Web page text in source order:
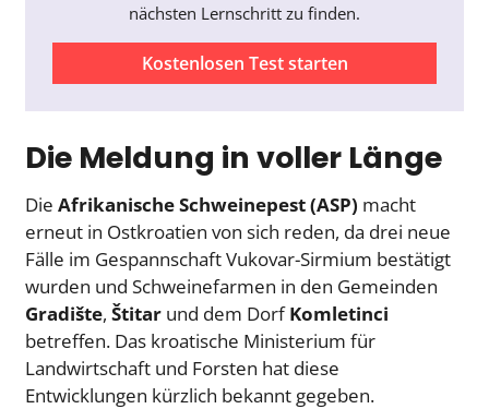
nächsten Lernschritt zu finden.
Kostenlosen Test starten
Die Meldung in voller Länge
Die Afrikanische Schweinepest (ASP) macht
erneut in Ostkroatien von sich reden, da drei neue
Fälle im Gespannschaft Vukovar-Sirmium bestätigt
wurden und Schweinefarmen in den Gemeinden
Gradište, Štitar und dem DorfKomletinci
betreffen. Das kroatische Ministerium für
Landwirtschaft und Forsten hat diese
Entwicklungen kürzlich bekannt gegeben.